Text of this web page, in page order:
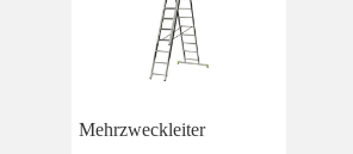
Mehrzweckleiter